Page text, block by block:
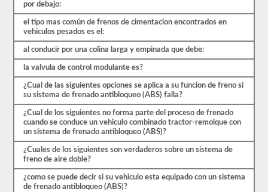
más.
Hay
total
de
preguntas
el
examen
frenos
aire,
debe
obtener
80%
(20
por debajo:
el tipo mas común de frenos de cimentacion encontrados en
vehiculos pesados es el:
al conducir por una colina larga y empinada que debe:
la valvula de control modulante es?
¿Cual de las siguientes opciones se aplica a su funcion de freno si
su sistema de frenado antibloqueo (ABS) falla?
¿Cual de los siguientes no forma parte del proceso de frenado
cuando se conduce un vehiculo combinado tractor-remolque con
un sistema de frenado antibloqueo (ABS)?
¿Cuales de los siguientes son verdaderos sobre un sistema de
freno de aire doble?
¿como se puede decir si su vehiculo esta equipado con un sistema
de frenado antibloqueo (ABS)?